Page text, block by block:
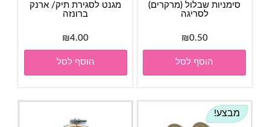
סימניות שבלול (מרקרים)
לסריגה
₪0.50
הוסף לסל
מגנט לסגירת תיק/ ארנק
ברונזה
₪4.00
הוסף לסל
מבצע!